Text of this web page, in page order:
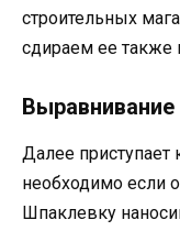
строительных
сдираем ее также
Выравнивание
Далее
необходимо если
Шпаклевку